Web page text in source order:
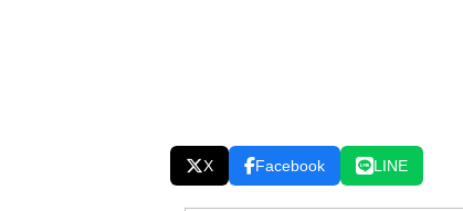
X Facebook LINE